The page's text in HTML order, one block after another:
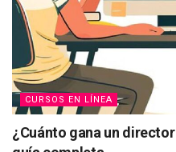
CURSOS EN LÍNEA
¿Cuánto gana un